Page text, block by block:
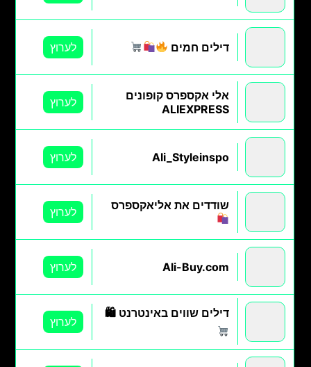
דילים חמים לערוץ
אלי אקספרס קופונים
ALIEXPRESS
לערוץ
Ali_Styleinspo לערוץ
שודדים את אליאקספרס לערוץ
Ali-Buy.com לערוץ
דילים שווים באינטרנט 🛍
לערוץ